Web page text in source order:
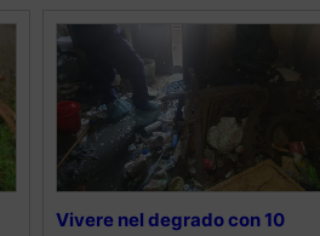
Vivere nel degrado con 10